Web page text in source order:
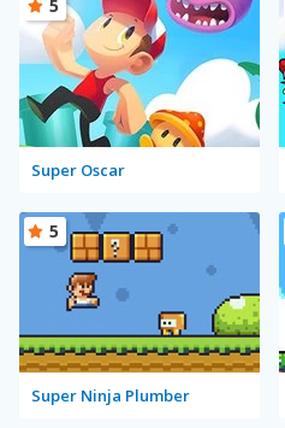
Super Oscar
5
Super Ninja Plumber
5